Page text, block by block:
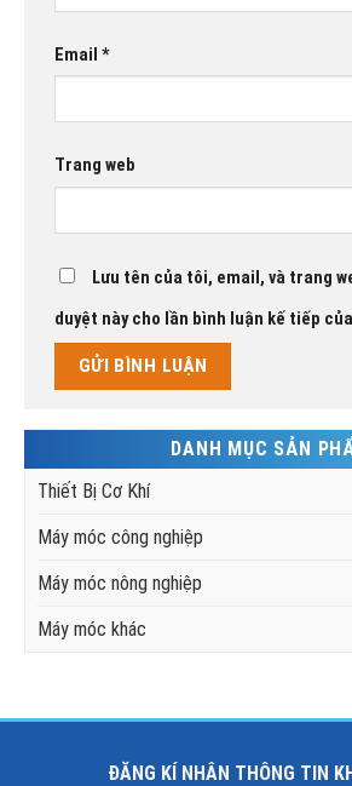
Email *
Trang web
Lưu tên của tôi, email, và trang
duyệt này cho lần bình luận kế tiếp
DANH MỤC SẢN
Thiết Bị Cơ Khí
Máy móc công nghiệp
Máy móc nông nghiệp
Máy móc khác
ĐĂNG KÍ NHÂN THÔNG TIN